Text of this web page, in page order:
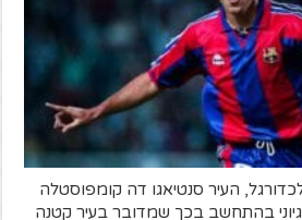
העיר סנטיאגו דה קומפוסטלה
בהתחשב בכך שמדובר בעיר קטנה